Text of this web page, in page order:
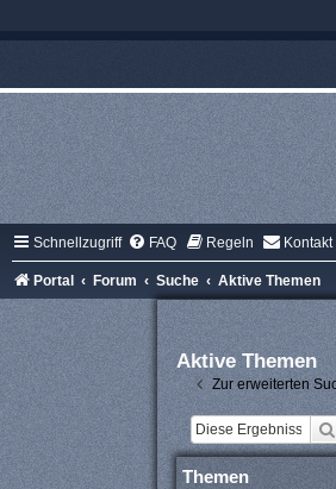
Schnellzugriff FAQ Regeln Kontakt
Portal Forum Suche Aktive Themen
Aktive Themen
Zur erweiterten
Themen